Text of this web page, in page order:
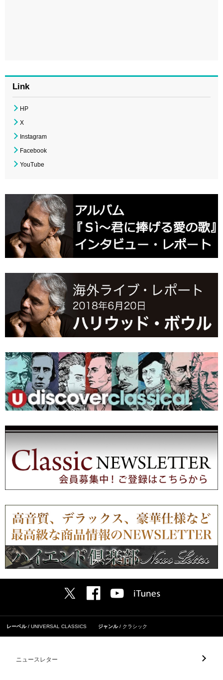
Link
HP
X
Instagram
Facebook
YouTube
レーベル UNIVERSAL CLASSICS ジャンル クラシック
ニュースレター